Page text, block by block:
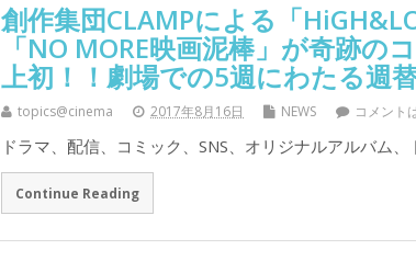
創作集団CLAMPによる「
「NO MORE映画泥棒」が奇跡の
上初！！劇場での5週にわたる週
topics@cinema 2017年8月16日 NEWS コメント
ドラマ、配信、コミック、SNS、オリジナルアルバム
Continue Reading